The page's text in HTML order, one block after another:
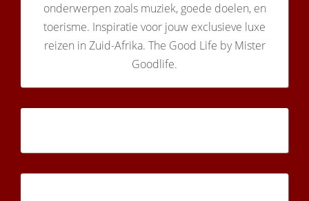
onderwerpen zoals muziek, goede doelen, en
toerisme. Inspiratie voor jouw exclusieve luxe
reizen in Zuid-Afrika. The Good Life by Mister
Goodlife.